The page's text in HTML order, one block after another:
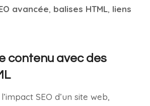
avancée, balises HTML, liens
contenu avec des
SEO d’un site web,